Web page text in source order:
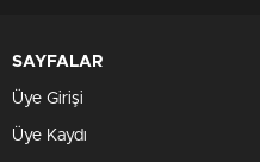
SAYFALAR
Üye Girişi
Üye Kaydı